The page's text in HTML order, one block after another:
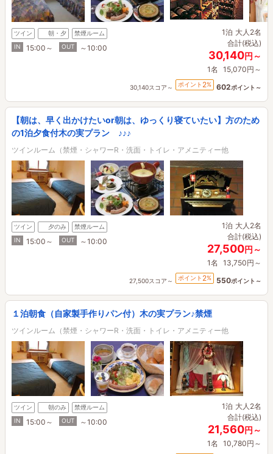
ツイン 朝・夕
禁煙ルーム
IN
15:00～ OUT ～10:00
1泊 大人2名
合計(税込)
30,140円～
1名 15,070円～
30,140スコア～ ポイント 2% 602ポイント～
【朝は、早く出かけたいor朝は、ゆっくり寝ていたい】方のため
の1泊夕食付木の実プラン ♪♪♪
ツインルーム（禁煙・シャワーR・洗面・トイレ・アメニティー他
ツイン 夕のみ
禁煙ルーム
IN
15:00～ OUT ～10:00
1泊 大人2名
合計(税込)
27,500円～
1名 13,750円～
27,500スコア～ ポイント 2% 550ポイント～
１泊朝食（自家製手作りパン付）木の実プラン♪禁煙
ツインルーム（禁煙・シャワーR・洗面・トイレ・アメニティー他
ツイン 朝のみ
禁煙ルーム
IN
15:00～ OUT ～10:00
1泊 大人2名
合計(税込)
21,560円～
1名 10,780円～